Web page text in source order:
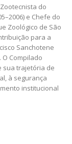
Zootecnista do
e Chefe do
Zoológico de São
para a
Sanchotene
O Compilado
sua trajetória de
à segurança
institucional